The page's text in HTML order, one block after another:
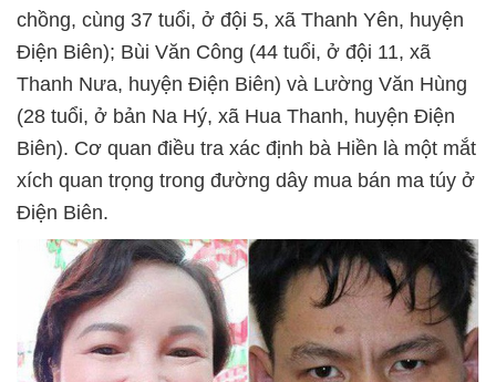
chồng, cùng 37 tuổi, ở đội 5, xã Thanh Yên, huyện
Điện Biên); Bùi Văn Công (44 tuổi, ở đội 11, xã
Thanh Nưa, huyện Điện Biên) và Lường Văn Hùng
(28 tuổi, ở bản Na Hý, xã Hua Thanh, huyện Điện
Biên). Cơ quan điều tra xác định bà Hiền là một mắt
xích quan trọng trong đường dây mua bán ma túy ở
Điện Biên.